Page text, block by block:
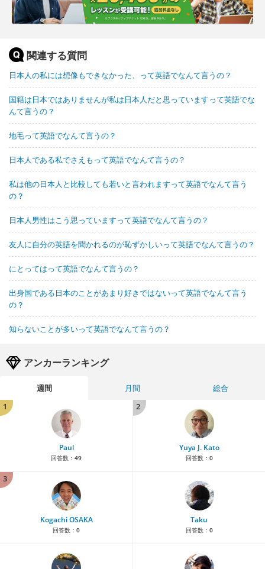
関連する質問
日本人の私には想像もできなかった、って英語でなんて言うの？
国籍は日本ではありませんが私は日本人だと思っていますって英語でな
んて言うの？
地毛って英語でなんて言うの？
日本人である私でさえもって英語でなんて言うの？
私は他の日本人と比較しても若いと言われますって英語でなんて言う
の？
日本人男性はこう思っていますって英語でなんて言うの？
友人に自分の英語を聞かれるのが恥ずかしいって英語でなんて言うの？
にとってはって英語でなんて言うの？
出身国である日本のことがあまり好きではないって英語でなんて言う
の？
知らないことが多いって英語でなんて言うの？
アンカーランキング
週間 月間
総合
1
Paul
回答数： 49
2
Yuya J. Kato
回答数： 0
3
Kogachi OSAKA
回答数： 0
Taku
回答数： 0